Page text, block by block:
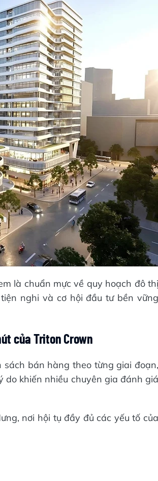
là chuẩn mực về quy hoạch đô thị
nghi và cơ hội đầu tư bền vững
của Triton Crown
bán hàng theo từng giai đoạn,
do khiến nhiều chuyên gia đánh giá
nơi hội tụ đầy đủ các yếu tố của